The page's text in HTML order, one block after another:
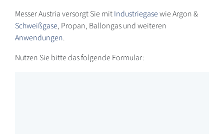
Messer Austria versorgt Sie mitIndustriegasewie Argon &
Schweißgase, Propan, Ballongas und weiteren
Anwendungen.
Nutzen Sie bitte das folgende Formular: